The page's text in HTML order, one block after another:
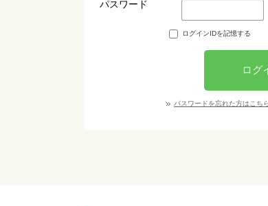
パスワード
ログインIDを記憶する
ログ
パスワードを忘れた方はこち